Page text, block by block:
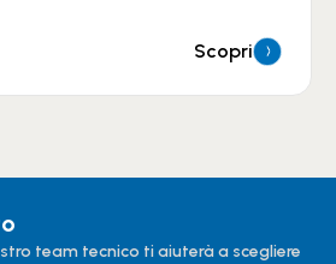
Scopri
team tecnico ti aiuterà a scegliere